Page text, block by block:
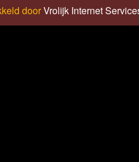
doorVrolijk Internet